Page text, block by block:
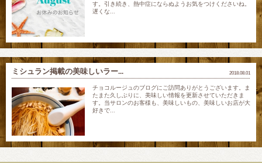
す。引き続き、熱中症にならぬようお気をつけくださいね。
遅くな...
2018.08.01
ミシュラン掲載の美味しいラー...
チョコルージュのブログにご訪問ありがとうございます。ま
たまた久しぶりに、美味しい情報を更新させていただきま
す。当サロンのお客様も、美味しいもの、美味しいお店が大
好きで...